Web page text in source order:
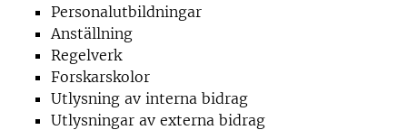
Personalutbildningar
Anställning
Regelverk
Forskarskolor
Utlysning av interna bidrag
Utlysningar av externa bidrag